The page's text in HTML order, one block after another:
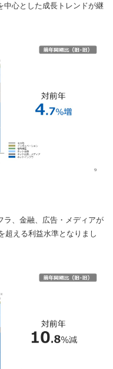
中心とした成長トレンドが継
ラ、金融、広告・メディアが
超える利益水準となりまし